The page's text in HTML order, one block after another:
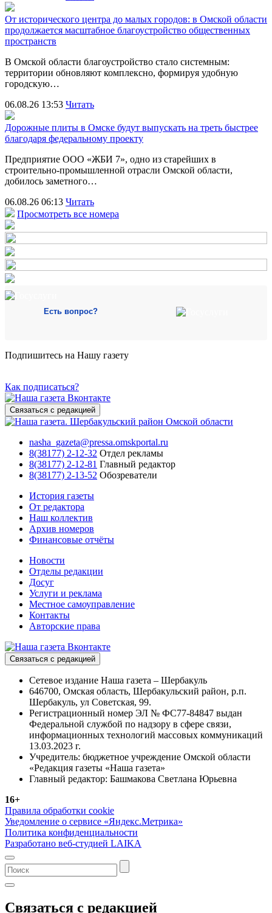
От исторического центра до малых городов: в Омской области
продолжается масштабное благоустройство общественных
пространств
В Омской области благоустройство стало системным:
территории обновляют комплексно, формируя удобную
городскую…
06.08.26 13:53 Читать
Дорожные плиты в Омске будут выпускать на треть быстрее
благодаря федеральному проекту
Предприятие ООО «ЖБИ 7», одно из старейших в
строительно‑промышленной отрасли Омской области,
добилось заметного…
06.08.26 06:13 Читать
Просмотреть все номера
Есть вопрос?
Подпишитесь на Нашу газету
Как подписаться?
Связаться с редакцией
nasha_gazeta@pressa.omskportal.ru
8(38177) 2-12-32 Отдел рекламы
8(38177) 2-12-81 Главный редактор
8(38177) 2-13-52 Обозреватели
История газеты
От редактора
Наш коллектив
Архив номеров
Финансовые отчёты
Новости
Отделы редакции
Досуг
Услуги и реклама
Местное самоуправление
Контакты
Авторские права
Связаться с редакцией
Сетевое издание Наша газета – Шербакуль
646700, Омская область, Шербакульский район, р.п.
Шербакуль, ул Советская, 99.
Регистрационный номер ЭЛ № ФС77-84847 выдан
Федеральной службой по надзору в сфере связи,
информационных технологий массовых коммуникаций
13.03.2023 г.
Учредитель: бюджетное учреждение Омской области
«Редакция газеты «Наша газета»
Главный редактор: Башмакова Светлана Юрьевна
16+
Правила обработки cookie
Уведомление о сервисе «Яндекс.Метрика»
Политика конфиденциальности
Разработано веб-студией LAIKA
Связаться с редакцией